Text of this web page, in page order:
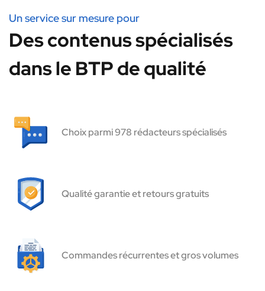
Un service sur mesure pour
Des contenus spécialisés
dans le BTP de qualité
Choix parmi 978 rédacteurs spécialisés
Qualité garantie et retours gratuits
Commandes récurrentes et gros volumes